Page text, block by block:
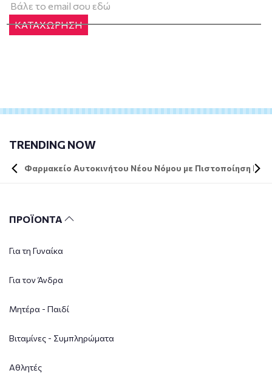
ΚΑΤΑΧΩΡΗΣΗ
TRENDING NOW
Φαρμακείο Αυτοκινήτου Νέου Νόμου με Πιστοποίηση DIN
ΠΡΟΪΟΝΤΑ
Για τη Γυναίκα
Για τον Άνδρα
Μητέρα - Παιδί
Βιταμίνες - Συμπληρώματα
Αθλητές